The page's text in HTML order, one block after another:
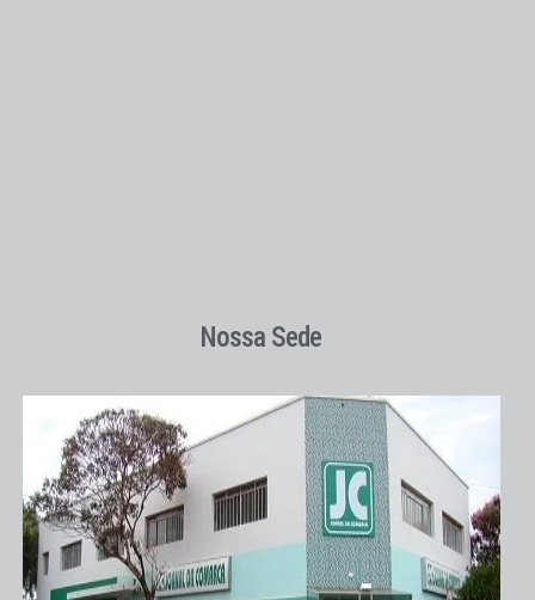
Nossa Sede